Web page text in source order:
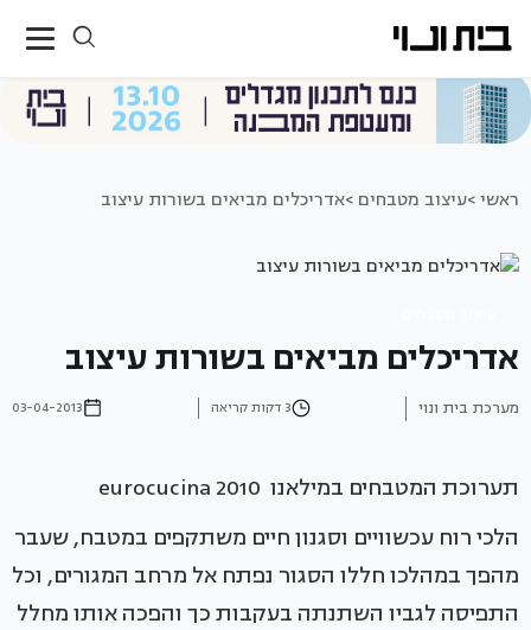
ראשי >עיצוב מטבחים >אדריכלים מביאים בשורות עיצוב
אדריכלים מביאים בשורות עיצוב
מערכת בית ונוי 3 דקות קריאה 03-04-2013
תערוכת המטבחים במילאנו eurocucina 2010
הלכי רוח עכשוויים וסגנון חיים משתקפים במטבח, שעבר
מהפך במהלכו חללו הסגור נפתח אל מרחב המגורים, וכל
התפיסה לגביו השתנתה בעקבות כך והפכה אותו מחלל